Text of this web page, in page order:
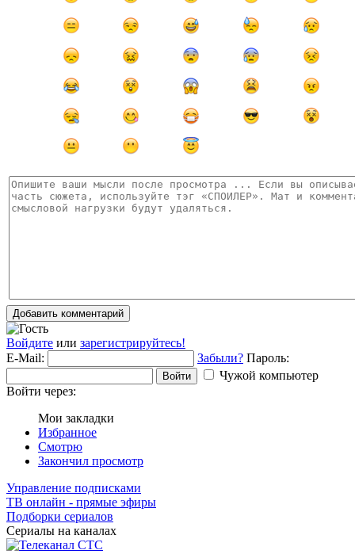
Добавить комментарий
Войдите или зарегистрируйтесь!
E-Mail:
Забыли? Пароль:
Войти
Чужой компьютер
Войти через:
Мои закладки
Избранное
Смотрю
Закончил просмотр
Управление подписками
ТВ онлайн - прямые эфиры
Подборки сериалов
Сериалы на каналах